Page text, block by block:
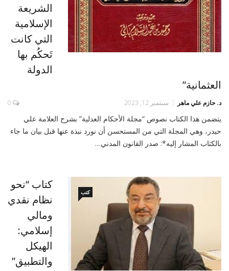
الشريعة
الإسلامية
التي كانت
تَحكُم بها
الدولة
العثمانية”
د. حازم علي ماهر سبتمبر 12, 2023 0
يتضمن هذا الكتاب نصوص “مجلة الأحكام العدلية” بشرح العلامة علي
حيدر، وهي المجلة التي من المستحسن أن نورد نبذة عنها قبل بيان ما جاء
بالكتاب المشار إليه*: صدر القانون المدني…
كتب
كتاب “نحو
نظام نقدي
ومالي
إسلامي:
الهيكل
والتطبيق”